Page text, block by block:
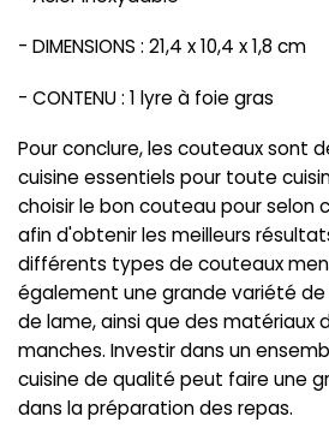
- DIMENSIONS : 21,4 x 10,4 x 1,8 cm
- CONTENU : 1 lyre à foie gras
Pour conclure, les couteaux sont
cuisine essentiels pour toute
choisir le bon couteau pour selon
afin d'obtenir les meilleurs
différents types de couteaux
également une grande variété
de lame, ainsi que des matériaux
manches. Investir dans un
cuisine de qualité peut faire une
dans la préparation des repas.